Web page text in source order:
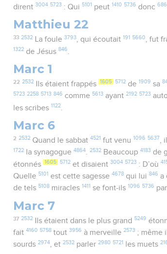
dirent3004 5723 : Qui 5101 peut 1410 5736 donc686
Matthieu 22
33 2532La foule 3793, qui écoutait 191 5660, fut
1322 de Jésus846
Marc 1
22 2532Ils étaient frappés 1605 5712de 1909 sa
5723 2258 5713 846 comme 5613 ayant2192 5723
les scribes 1122
Marc 6
2 2532Quand le sabbat 4521 fut venu 1096 5637,
1722 la synagogue4864.2532 Beaucoup4183 de
étonnés 1605 5712 et disaient3004 5723 : D’où
Quelle 5101 est cette sagesse4678 qui lui846 a
de tels 5108 miracles 1411 se font-ils 1096 5736 par
Marc 7
37 2532Ils étaient dans le plus grand 5249
fait4160 5758 tout3956 à merveille2573 ; même
sourds2974, et2532 parler2980 5721 les muets